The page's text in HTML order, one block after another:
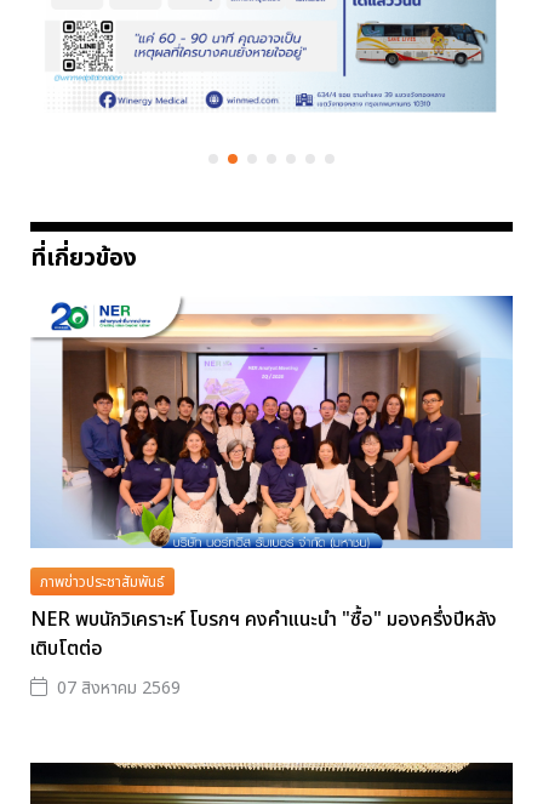
ที่เกี่ยวข้อง
ภาพข่าวประชาสัมพันธ์
NER พบนักวิเคราะห์ โบรกฯ คงคำแนะนำ "ซื้อ" มองครึ่งปีหลัง
เติบโตต่อ
07 สิงหาคม 2569